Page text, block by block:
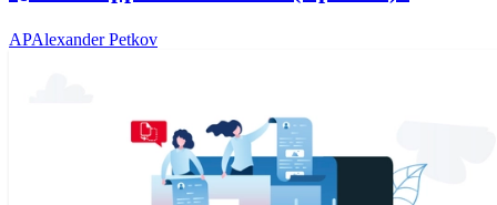
APAlexander Petkov